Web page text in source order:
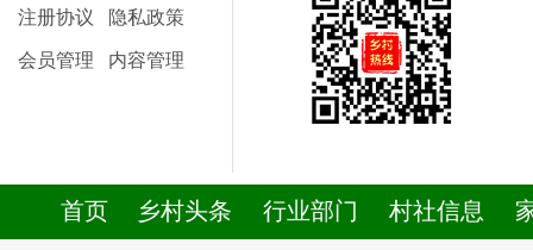
注册协议
隐私政策
会员管理
内容管理
首页 乡村头条 行业部门 村社信息